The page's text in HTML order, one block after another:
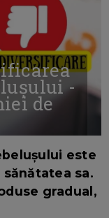
-
de
este
sa.
gradual,